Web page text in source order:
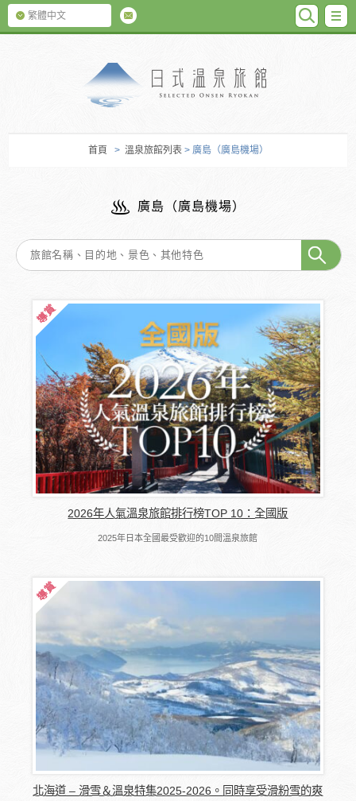
繁體中文
首頁 > 溫泉旅館列表 > 廣島（廣島機場）
廣島（廣島機場）
2026年人氣溫泉旅館排行榜TOP 10：全國版
2025年日本全國最受歡迎的10間溫泉旅館
北海道 – 滑雪＆溫泉特集2025-2026。同時享受滑粉雪的爽